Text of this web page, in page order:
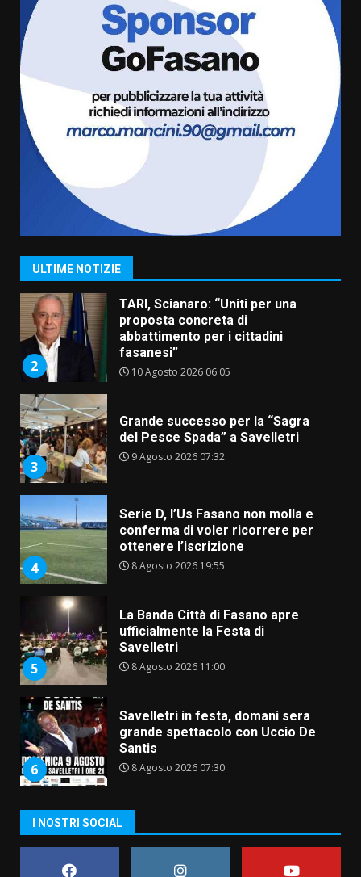
ULTIME NOTIZIE
Savelletri in festa, domani sera
grande spettacolo con Uccio De
Santis
8 Agosto 2026 07:30
Politiche Giovanili e Mobilità
Sostenibile: premiati gli studenti
universitari del bando “La strada
giusta”
8 Agosto 2026 07:15
1
Savelletri in festa, pienone sul
porto per Uccio De Santis: la
voce di Antonella Losavio
2
TARI, Scianaro: “Uniti per una
proposta concreta di
abbattimento per i cittadini
fasanesi”
10 Agosto 2026 06:05
3
Grande successo per la “Sagra
del Pesce Spada” a Savelletri
9 Agosto 2026 07:32
4
Serie D, l’Us Fasano non molla e
conferma di voler ricorrere per
ottenere l’iscrizione
8 Agosto 2026 19:55
5
La Banda Città di Fasano apre
ufficialmente la Festa di
Savelletri
8 Agosto 2026 11:00
6
Savelletri in festa, domani sera
grande spettacolo con Uccio De
Santis
8 Agosto 2026 07:30
Politiche Giovanili e Mobilità
Sostenibile: premiati gli studenti
I NOSTRI SOCIAL